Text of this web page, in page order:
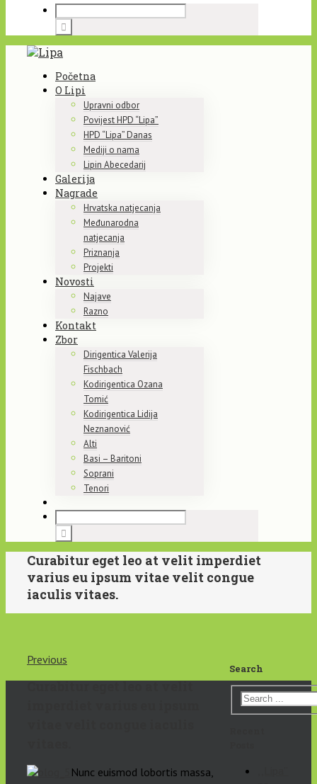
Početna
O Lipi
Upravni odbor
Povijest HPD “Lipa”
HPD “Lipa” Danas
Mediji o nama
Lipin Abecedarij
Galerija
Nagrade
Hrvatska natjecanja
Međunarodna
natjecanja
Priznanja
Projekti
Novosti
Najave
Razno
Kontakt
Zbor
Dirigentica Valerija
Fischbach
Kodirigentica Ozana
Tomić
Kodirigentica Lidija
Neznanović
Alti
Basi – Baritoni
Soprani
Tenori
Curabitur eget leo at velit imperdiet
varius eu ipsum vitae velit congue
iaculis vitaes.
Previous
Curabitur eget leo at velit
Nunc euismod lobortis massa,
Search